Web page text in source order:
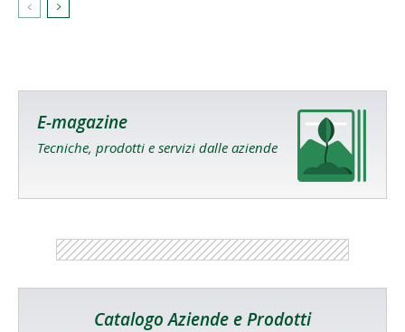
E-magazine
Tecniche, prodotti e servizi dalle aziende
Catalogo Aziende e Prodotti